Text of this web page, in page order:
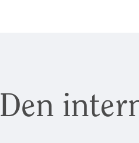
Den